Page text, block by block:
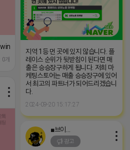
224023970047
개
지역 1등 먼 곳에 있지 않습니다. 플
레이스 순위가 뒷받침이 된다면 매
출은 승승장구하게 됩니다. 저희 마
케팅스토어는 매출 승승장구에 있어
서 최고의 파트너가 되어드리겠습니
다.
2024-09-20 15:17:27
광고